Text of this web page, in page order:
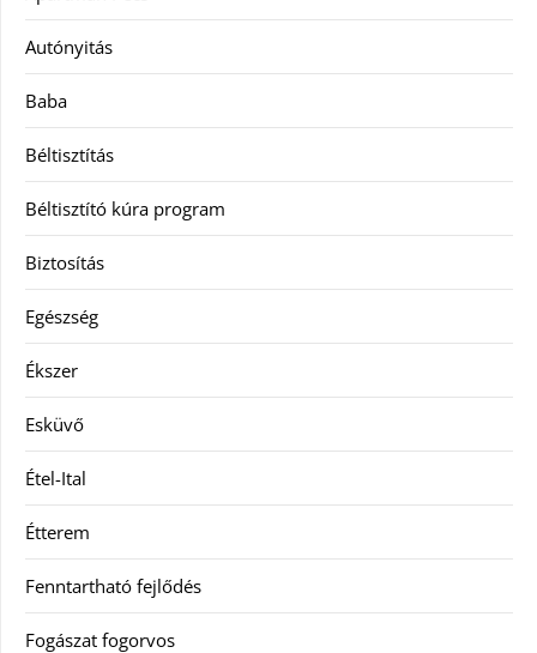
Autónyitás
Baba
Béltisztítás
Béltisztító kúra program
Biztosítás
Egészség
Ékszer
Esküvő
Étel-Ital
Étterem
Fenntartható fejlődés
Fogászat fogorvos